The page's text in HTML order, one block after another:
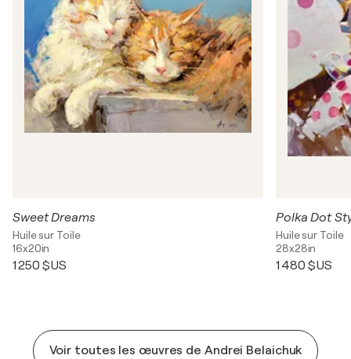
Sweet Dreams
Huile sur Toile
16x20in
1 250 $US
Polka Dot
Huile sur Toile
28x28in
1 480 $US
Voir toutes les œuvres de Andrei Belaichuk